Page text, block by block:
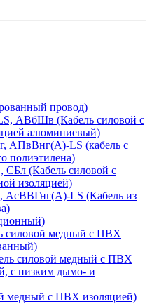
провод)
АВбШв (Кабель силовой с
алюминиевый)
LS (кабель с
полиэтилена)
(Кабель силовой с
изоляцией)
LS (Кабель из
силовой медный с ПВХ
силовой медный с ПВХ
с низким дымо- и
медный с ПВХ изоляцией)